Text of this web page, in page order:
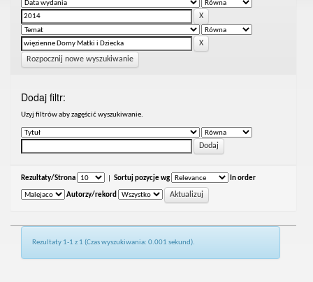
Rozpocznij nowe wyszukiwanie
Dodaj filtr:
Uzyj filtrów aby zagęścić wyszukiwanie.
Rezultaty/Strona Sortuj pozycje wg In order
Autorzy/rekord
Rezultaty 1-1 z 1 (Czas wyszukiwania: 0.001 sekund).